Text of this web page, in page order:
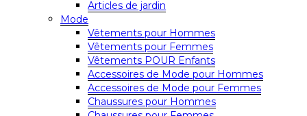
Articles de jardin
Mode
Vêtements pour Hommes
Vêtements pour Femmes
Vêtements POUR Enfants
Accessoires de Mode pour Hommes
Accessoires de Mode pour Femmes
Chaussures pour Hommes